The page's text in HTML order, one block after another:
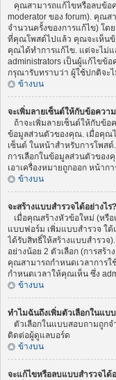
คุณสามารถแก้ไขหรือลบข้อ
moderator ของ forum). คุณ
จำนวนครั้งของการแก้ไข) โ
ที่คุณโพสต์ไปแล้ว คุณจะเห็นข้
คุณได้ทำการแก้ไข. แต่จะไม่แ
administrators เป็นผู้แก้ไขข้
กรุณารับทราบว่า ผู้ใช้ปกติจะ
ข้างบน
จะเพิ่มลายเซ็นต์ให้กับข้อควา
ถ้าจะเพิ่มลายเซ็นต์ให้กับข้
ข้อมูลส่วนตัวของคุณ. เมื่อคุณ
เซ็นต์ ในหน้าสำหรับการโพส
การเลือกในข้อมูลส่วนตัวขอ
เอาเครื่องหมายถูกออก หน้า
ข้างบน
จะสร้างแบบสำรวจได้อย่างไร?
เมื่อคุณสร้างหัวข้อใหม่ (หรื
แบบฟอร์ม เพิ่มแบบสำรวจ ใ
ได้รับสิทธิ์ให้สร้างแบบสำรวจ
อย่างน้อย 2 ตัวเลือก (การสร้
คุณสามารถกำหนดเวลาการใ
กำหนดเวลาให้คุณเห็น ซึ่ง
ข้างบน
ทำไมฉันถึงเพิ่มตัวเลือกในแบ
ตัวเลือกในแบบสอบถามถูกจ
ติดต่อผู้ดูแลบอร์ด
ข้างบน
จะแก้ไขหรือลบแบบสำรวจได้